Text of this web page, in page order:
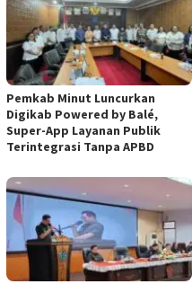
Pemkab Minut Luncurkan
Digikab Powered by Balé,
Super-App Layanan Publik
Terintegrasi Tanpa APBD